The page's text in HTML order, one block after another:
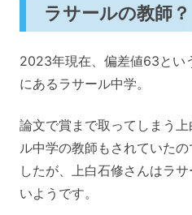
ラサールの教師？
2023年現在、偏差値63とい
にあるラサール中学。
論文で賞まで取ってしまう
ル中学の教師もされていた
したが、上白石修さんはラ
いようです。